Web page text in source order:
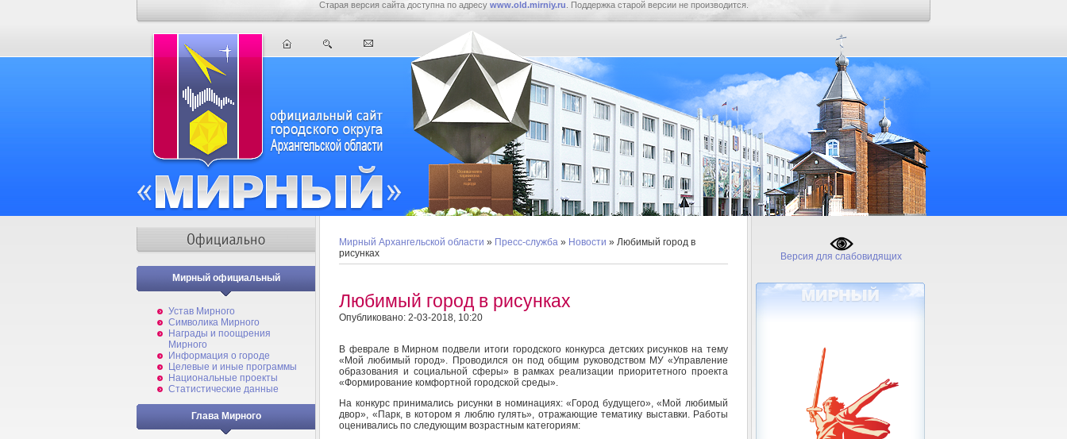
Старая версия сайта доступна по адресу www.old.mirniy.ru . Поддержка старой версии не производится.
Мирный официальный
Устав Мирного
Символика Мирного
Награды и поощрения
Мирного
Информация о городе
Целевые и иные программы
Национальные проекты
Статистические данные
Глава Мирного
Мирный Архангельской области » Пресс-служба » Новости » Любимый город в
рисунках
Любимый город в рисунках
Опубликовано: 2-03-2018, 10:20
В феврале в Мирном подвели итоги городского конкурса детских рисунков на тему
«Мой любимый город». Проводился он под общим руководством МУ «Управление
образования и социальной сферы» в рамках реализации приоритетного проекта
«Формирование комфортной городской среды».
На конкурс принимались рисунки в номинациях: «Город будущего», «Мой любимый
двор», «Парк, в котором я люблю гулять», отражающие тематику выставки. Работы
оценивались по следующим возрастным категориям:
Версия для слабовидящих